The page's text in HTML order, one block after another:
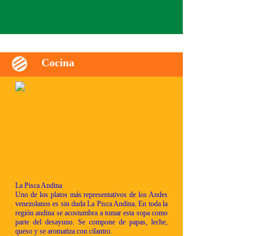
Cocina
La Pisca Andina
Uno de los platos más representativos de los Andes
venezolanos es sin duda La Pisca Andina. En toda la
región andina se acostumbra a tomar esta sopa como
parte del desayuno. Se compone de papas, leche,
queso y se aromatiza con cilantro.